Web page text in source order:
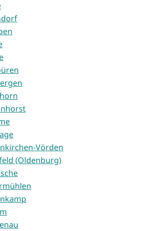
Vörden
(Oldenburg)